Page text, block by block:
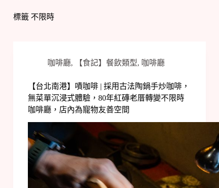
標籤不限時
咖啡廳, 【食記】餐飲類型, 咖啡廳
【台北南港】嘖咖啡 | 採用古法陶鍋手炒咖啡，
無菜單沉浸式體驗，80年紅磚老厝轉變不限時
咖啡廳，店內為寵物友善空間